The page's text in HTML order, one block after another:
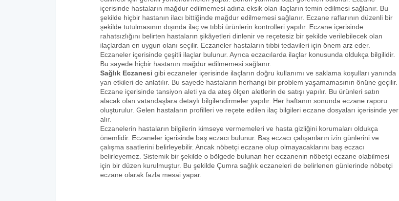
içerisinde hastaların mağdur edilmemesi adına eksik olan ilaçların temin edilmesi sağlanır. Bu
şekilde hiçbir hastanın ilacı bittiğinde mağdur edilmemesi sağlanır. Eczane raflarının düzenli bir
şekilde tutulmasının dışında ilaç ve tıbbi ürünlerin kontrolleri yapılır. Eczane içerisinde
rahatsızlığını belirten hastaların şikâyetleri dinlenir ve reçetesiz bir şekilde verilebilecek olan
ilaçlardan en uygun olanı seçilir. Eczaneler hastaların tıbbi tedavileri için önem arz eder.
Eczaneler içerisinde çeşitli ilaçlar bulunur. Ayrıca eczacılarda ilaçlar konusunda oldukça bilgilidir.
Bu sayede hiçbir hastanın mağdur edilmemesi sağlanır.
Sağlık Eczanesi gibi eczaneler içerisinde ilaçların doğru kullanımı ve saklama koşulları yanında
yan etkileri de anlatılır. Bu sayede hastaların herhangi bir problem yaşamamasının önüne geçilir.
Eczane içerisinde tansiyon aleti ya da ateş ölçen aletlerin de satışı yapılır. Bu ürünleri satın
alacak olan vatandaşlara detaylı bilgilendirmeler yapılır. Her haftanın sonunda eczane raporu
oluşturulur. Gelen hastaların profilleri ve reçete edilen ilaç bilgileri eczane dosyaları içerisinde yer
alır.
Eczanelerin hastaların bilgilerin kimseye vermemeleri ve hasta gizliğini korumaları oldukça
önemlidir. Eczaneler içerisinde baş eczacı bulunur. Baş eczacı çalışanların izin günlerini ve
çalışma saatlerini belirleyebilir. Ancak nöbetçi eczane olup olmayacaklarını baş eczacı
belirleyemez. Sistemik bir şekilde o bölgede bulunan her eczanenin nöbetçi eczane olabilmesi
için bir düzen kurulmuştur. Bu şekilde Çumra sağlık eczaneleri de belirlenen günlerinde nöbetçi
eczane olarak fazla mesai yapar.